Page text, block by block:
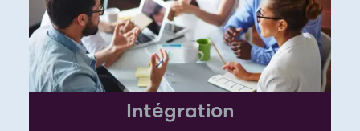
Intégration